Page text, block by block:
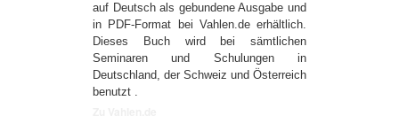
auf Deutsch als gebundene Ausgabe und
in PDF-Format bei Vahlen.de erhältlich.
Dieses Buch wird bei sämtlichen
Seminaren und Schulungen in
Deutschland, der Schweiz und Österreich
benutzt .